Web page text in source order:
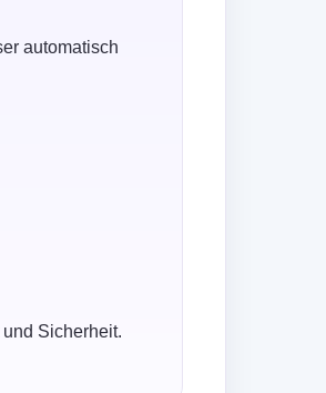
automatisch
Sicherheit.